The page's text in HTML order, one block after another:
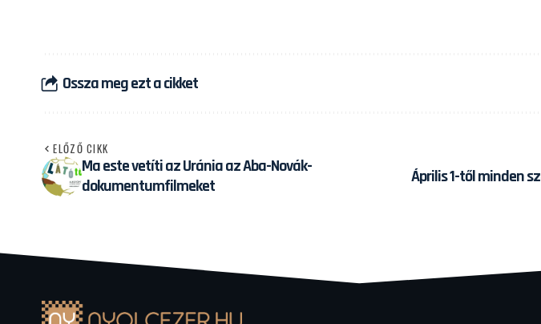
Ossza meg ezt a cikket
ELŐZŐ CIKK
Ma este vetíti az Uránia az Aba-Novák-
dokumentumfilmeket
Április 1-től minden